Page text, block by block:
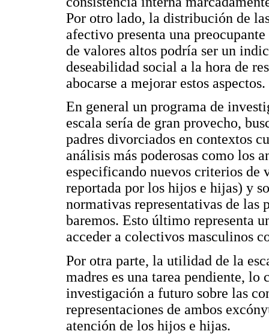
Por otro lado, la distribución de
afectivo presenta una
de valores altos podría ser un
deseabilidad social a la hora de
abocarse a mejorar estos aspectos.
En general un programa de
escala sería de gran provecho,
padres divorciados en contextos
análisis más poderosas como los
especificando nuevos criterios
reportada por los hijos e hijas) y
normativas representativas de las
baremos. Esto último representa
acceder a colectivos masculinos
Por otra parte, la utilidad de la
madres es una tarea pendiente, lo
investigación a futuro sobre las
representaciones de ambos
atención de los hijos e hijas.